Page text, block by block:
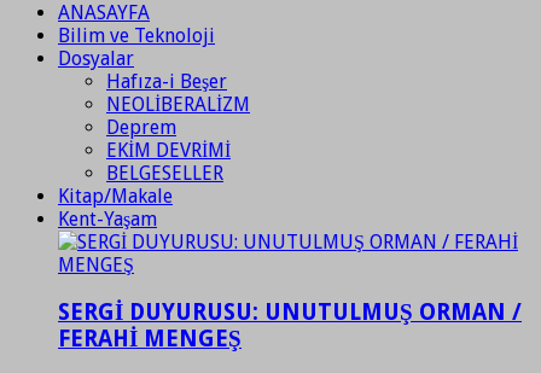
ANASAYFA
Bilim ve Teknoloji
Dosyalar
Hafıza-i Beşer
NEOLİBERALİZM
Deprem
EKİM DEVRİMİ
BELGESELLER
Kitap/Makale
Kent-Yaşam
SERGİ DUYURUSU: UNUTULMUŞ ORMAN /
FERAHİ MENGEŞ